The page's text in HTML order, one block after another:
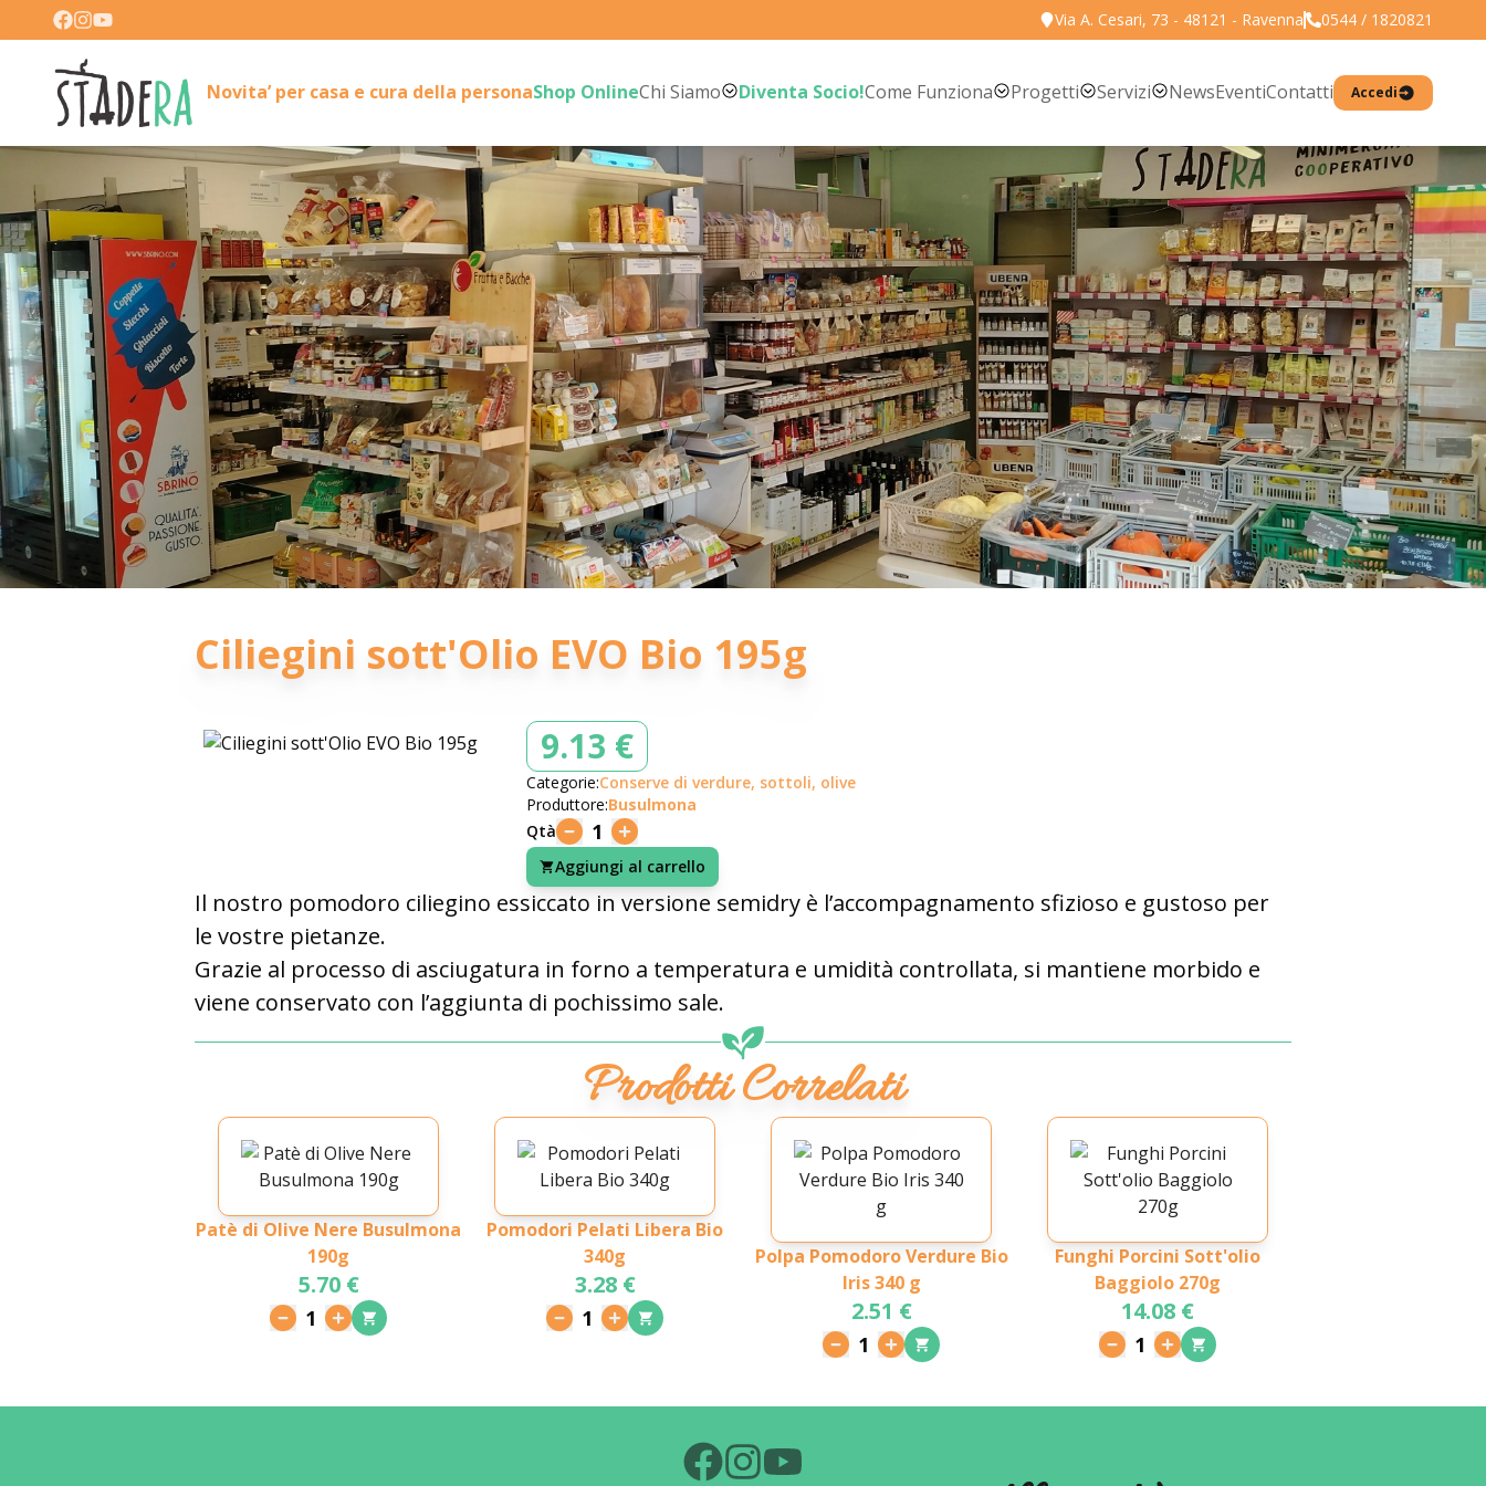
Via A. Cesari, 73 - 48121 - Ravenna 0544 / 1820821
Novita’ per casa e cura della personaShop OnlineChi Siamo Diventa Socio!Come Funziona Progetti Servizi NewsEventiContatti Accedi
Ciliegini sott'Olio EVO Bio 195g
9.13 €
Categorie:Conserve di verdure, sottoli, olive
Produttore:Busulmona
Qtà
1
Aggiungi al carrello
Il nostro pomodoro ciliegino essiccato in versione semidry è l’accompagnamento sfizioso e gustoso per
le vostre pietanze.
Grazie al processo di asciugatura in forno a temperatura e umidità controllata, si mantiene morbido e
viene conservato con l’aggiunta di pochissimo sale.
Prodotti Correlati
Patè di Olive Nere Busulmona
190g
5.70 €
1
Pomodori Pelati Libera Bio
340g
3.28 €
1
Polpa Pomodoro Verdure Bio
Iris 340 g
2.51 €
1
Funghi Porcini Sott'olio
Baggiolo 270g
14.08 €
1